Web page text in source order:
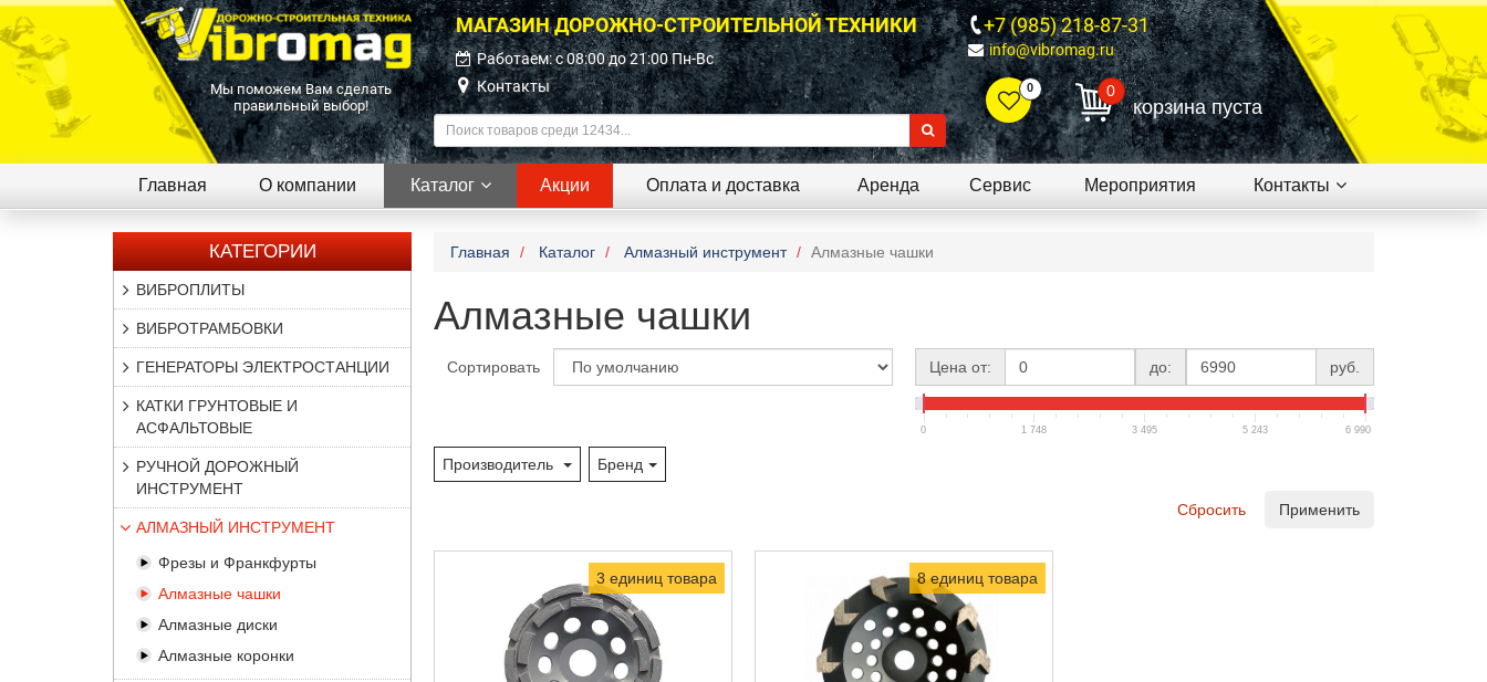
Мы поможем Вам сделать
правильный выбор!
МАГАЗИН ДОРОЖНО-СТРОИТЕЛЬНОЙ ТЕХНИКИ
Работаем: c 08:00 до 21:00 Пн-Вс
Контакты
+7 (985) 218-87-31
info@vibromag.ru
0 0
корзина пуста
Главная О компании Каталог Акции Оплата и доставка Аренда Сервис Мероприятия Контакты
КАТЕГОРИИ
ВИБРОПЛИТЫ
ВИБРОТРАМБОВКИ
ГЕНЕРАТОРЫ ЭЛЕКТРОСТАНЦИИ
КАТКИ ГРУНТОВЫЕ И
АСФАЛЬТОВЫЕ
РУЧНОЙ ДОРОЖНЫЙ
ИНСТРУМЕНТ
АЛМАЗНЫЙ ИНСТРУМЕНТ
Фрезы и Франкфурты
Алмазные чашки
Алмазные диски
Алмазные коронки
Главная Каталог Алмазный инструмент Алмазные чашки
Алмазные чашки
Сортировать Цена от: до: руб.
0 1 748 3 495 5 243 6 990
Производитель Бренд
Сбросить Применить
3 единиц товара 8 единиц товара